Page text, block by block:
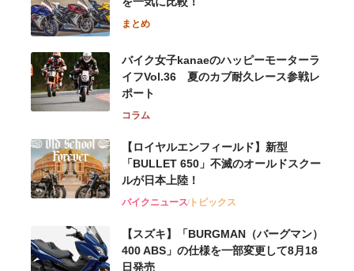
まとめ
バイク女子kanaeのハッピーモーターラ
イフVol.36 夏のカブ耐久レース参戦レ
ポート
コラム
【ロイヤルエンフィールド】新型
「BULLET 650」不滅のオールドスクー
ルが⽇本上陸！
バイクニューストピックス
【スズキ】「BURGMAN（バーグマン）
400 ABS」の仕様を一部変更して8月18
日発売